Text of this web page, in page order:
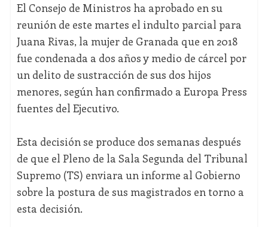
El Consejo de Ministros ha aprobado en su
reunión de este martes el indulto parcial para
Juana Rivas, la mujer de Granada que en 2018
fue condenada a dos años y medio de cárcel por
un delito de sustracción de sus dos hijos
menores, según han confirmado a Europa Press
fuentes del Ejecutivo.
Esta decisión se produce dos semanas después
de que el Pleno de la Sala Segunda del Tribunal
Supremo (TS) enviara un informe al Gobierno
sobre la postura de sus magistrados en torno a
esta decisión.